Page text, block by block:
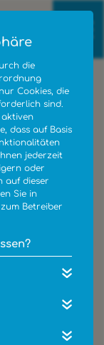
die
Cookies, die
sind.
dass auf Basis
jederzeit
oder
auf dieser
Sie in
Betreiber